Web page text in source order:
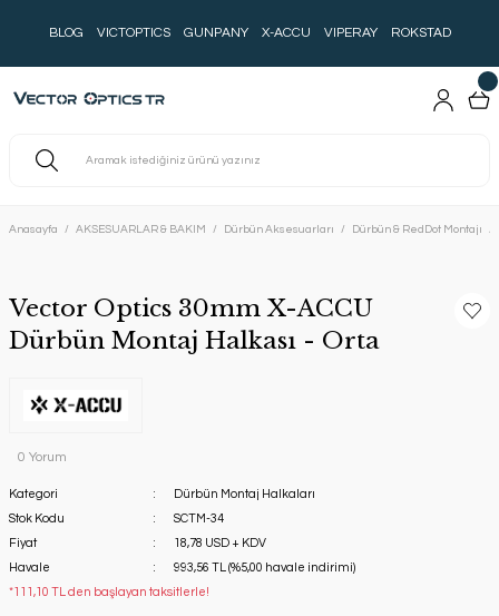
BLOG VICTOPTICS GUNPANY X-ACCU VIPERAY ROKSTAD
Anasayfa AKSESUARLAR & BAKIM Dürbün Aksesuarları Dürbün & RedDot Montajı
Vector Optics 30mm X-ACCU
Dürbün Montaj Halkası - Orta
0 Yorum
Kategori
Dürbün Montaj Halkaları
Stok Kodu
SCTM-34
Fiyat
18,78 USD + KDV
Havale
993,56 TL (%5,00 havale indirimi)
*111,10 TL den başlayan taksitlerle!